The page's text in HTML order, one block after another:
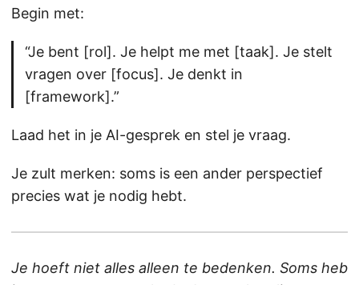
Begin met:
“Je bent [rol]. Je helpt me met [taak]. Je stelt
vragen over [focus]. Je denkt in
[framework].”
Laad het in je AI-gesprek en stel je vraag.
Je zult merken: soms is een ander perspectief
precies wat je nodig hebt.
Je hoeft niet alles alleen te bedenken. Soms heb